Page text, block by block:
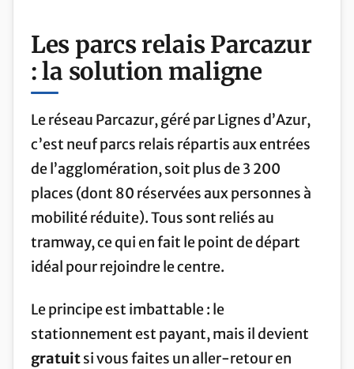
Les parcs relais Parcazur
: la solution maligne
Le réseau Parcazur, géré par Lignes d’Azur,
c’est neuf parcs relais répartis aux entrées
de l’agglomération, soit plus de 3 200
places (dont 80 réservées aux personnes à
mobilité réduite). Tous sont reliés au
tramway, ce qui en fait le point de départ
idéal pour rejoindre le centre.
Le principe est imbattable : le
stationnement est payant, mais il devient
gratuitsi vous faites un aller-retour en